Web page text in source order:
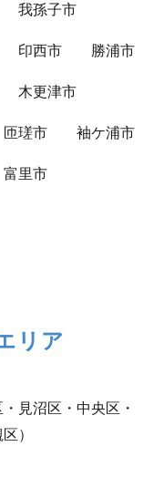
我孫子市
印西市 勝浦市
木更津市
匝瑳市 袖ケ浦市
富里市
リア
見沼区・中央区・
）